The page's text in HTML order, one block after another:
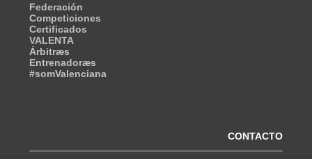
Federación
Competiciones
Certificados
VALENTA
Árbitræs
Entrenadoræs
#somValenciana
CONTACTO